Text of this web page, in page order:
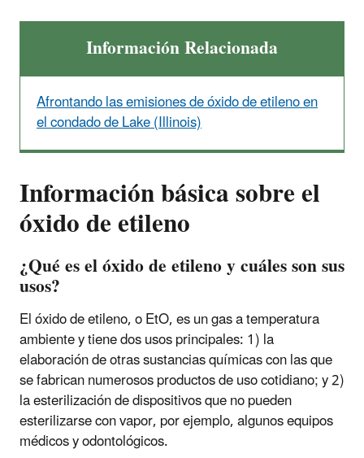
Información Relacionada
Afrontando las emisiones de óxido de etileno en
el condado de Lake (Illinois)
Información básica sobre el
óxido de etileno
¿Qué es el óxido de etileno y cuáles son sus
usos?
El óxido de etileno, o EtO, es un gas a temperatura
ambiente y tiene dos usos principales: 1) la
elaboración de otras sustancias químicas con las que
se fabrican numerosos productos de uso cotidiano; y 2)
la esterilización de dispositivos que no pueden
esterilizarse con vapor, por ejemplo, algunos equipos
médicos y odontológicos.